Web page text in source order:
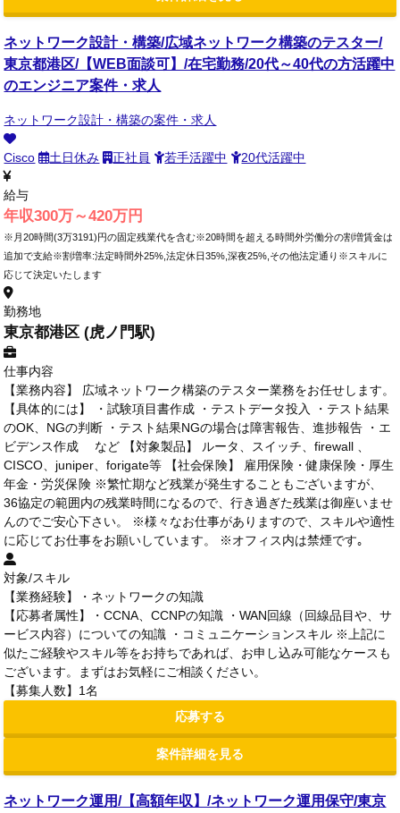
ネットワーク設計・構築/広域ネットワーク構築のテスター/
東京都港区/【WEB面談可】/在宅勤務/20代～40代の方活躍中
のエンジニア案件・求人
ネットワーク設計・構築の案件・求人
Cisco 土日休み 正社員 若手活躍中 20代活躍中
給与
年収300万～420万円
※月20時間(3万3191)円の固定残業代を含む※20時間を超える時間外労働分の割増賃金は
追加で支給※割増率:法定時間外25%,法定休日35%,深夜25%,その他法定通り※スキルに
応じて決定いたします
勤務地
東京都港区 (虎ノ門駅)
仕事内容
【業務内容】 広域ネットワーク構築のテスター業務をお任せします。
【具体的には】 ・試験項目書作成 ・テストデータ投入 ・テスト結果
のOK、NGの判断 ・テスト結果NGの場合は障害報告、進捗報告 ・エ
ビデンス作成 など 【対象製品】 ルータ、スイッチ、firewall 、
CISCO、juniper、forigate等 【社会保険】 雇用保険・健康保険・厚生
年金・労災保険 ※繁忙期など残業が発生することもございますが、
36協定の範囲内の残業時間になるので、行き過ぎた残業は御座いませ
んのでご安心下さい。 ※様々なお仕事がありますので、スキルや適性
に応じてお仕事をお願いしています。 ※オフィス内は禁煙です｡
対象/スキル
【業務経験】・ネットワークの知識
【応募者属性】・CCNA、CCNPの知識 ・WAN回線（回線品目や、サ
ービス内容）についての知識 ・コミュニケーションスキル ※上記に
似たご経験やスキル等をお持ちであれば、お申し込み可能なケースも
ございます。まずはお気軽にご相談ください。
【募集人数】1名
応募する
案件詳細を見る
ネットワーク運用/【高額年収】/ネットワーク運用保守/東京